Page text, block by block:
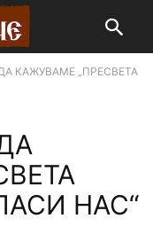
КАЖУВАМЕ „ПРЕСВЕТА
НАС“